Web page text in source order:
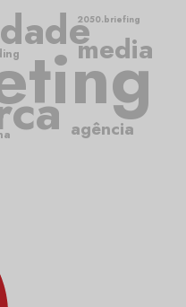
media
agência
2050.briefing